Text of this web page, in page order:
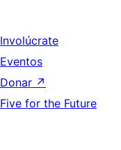
Involúcrate
Eventos
Donar ↗
Five for the Future